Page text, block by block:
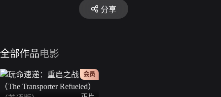
分享
全部作品电影
会员